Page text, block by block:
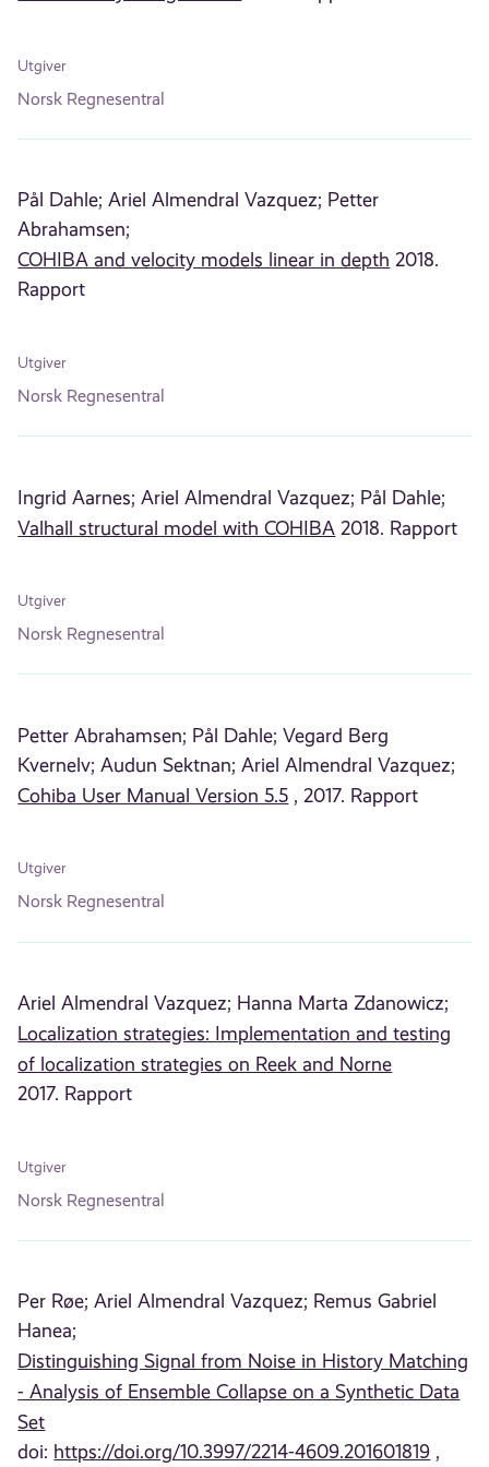
Utgiver
Norsk Regnesentral
Pål Dahle; Ariel Almendral Vazquez; Petter
Abrahamsen;
COHIBA and velocity models linear in depth 2018.
Rapport
Utgiver
Norsk Regnesentral
Ingrid Aarnes; Ariel Almendral Vazquez; Pål Dahle;
Valhall structural model with COHIBA 2018. Rapport
Utgiver
Norsk Regnesentral
Petter Abrahamsen; Pål Dahle; Vegard Berg
Kvernelv; Audun Sektnan; Ariel Almendral Vazquez;
Cohiba User Manual Version 5.5 , 2017. Rapport
Utgiver
Norsk Regnesentral
Ariel Almendral Vazquez; Hanna Marta Zdanowicz;
Localization strategies: Implementation and testing
of localization strategies on Reek and Norne
2017. Rapport
Utgiver
Norsk Regnesentral
Per Røe; Ariel Almendral Vazquez; Remus Gabriel
Hanea;
Distinguishing Signal from Noise in History Matching
- Analysis of Ensemble Collapse on a Synthetic Data
Set
doi: https://doi.org/10.3997/2214-4609.201601819 ,